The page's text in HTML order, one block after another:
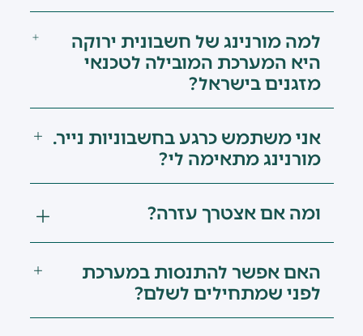
למה מורנינג של חשבונית ירוקה
היא המערכת המובילה לטכנאי
מזגנים בישראל?
אני משתמש כרגע בחשבוניות נייר.
מורנינג מתאימה לי?
ומה אם אצטרך עזרה?
האם אפשר להתנסות במערכת
לפני שמתחילים לשלם?